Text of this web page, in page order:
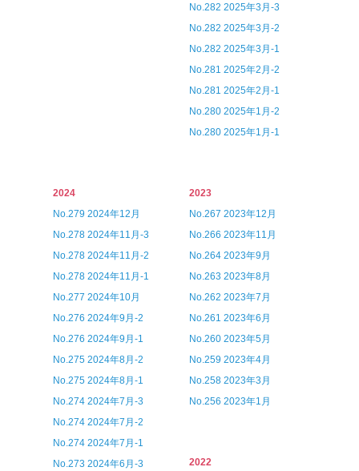
No.282 2025年3月-3
No.282 2025年3月-2
No.282 2025年3月-1
No.281 2025年2月-2
No.281 2025年2月-1
No.280 2025年1月-2
No.280 2025年1月-1
2024
No.279 2024年12月
No.278 2024年11月-3
No.278 2024年11月-2
No.278 2024年11月-1
No.277 2024年10月
No.276 2024年9月-2
No.276 2024年9月-1
No.275 2024年8月-2
No.275 2024年8月-1
No.274 2024年7月-3
No.274 2024年7月-2
No.274 2024年7月-1
No.273 2024年6月-3
2023
No.267 2023年12月
No.266 2023年11月
No.264 2023年9月
No.263 2023年8月
No.262 2023年7月
No.261 2023年6月
No.260 2023年5月
No.259 2023年4月
No.258 2023年3月
No.256 2023年1月
2022